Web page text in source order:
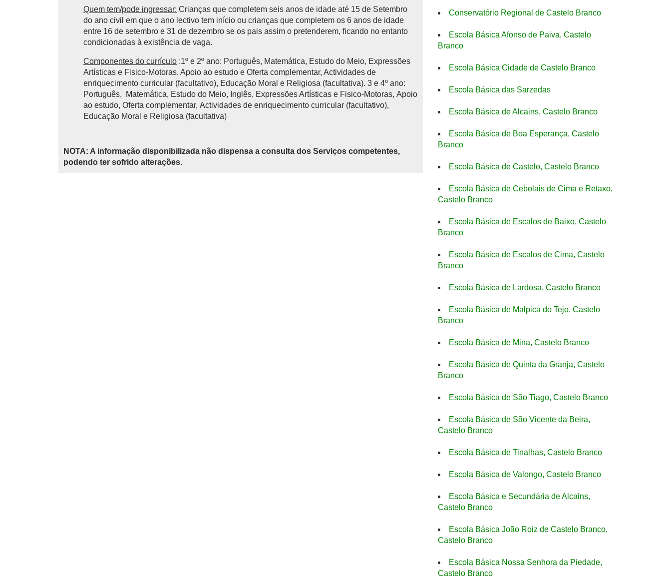
Quem tem/pode ingressar: Crianças que completem seis anos de idade até 15 de Setembro
do ano civil em que o ano lectivo tem início ou crianças que completem os 6 anos de idade
entre 16 de setembro e 31 de dezembro se os pais assim o pretenderem, ficando no entanto
condicionadas à existência de vaga.
Componentes do currículo :1º e 2º ano: Português, Matemática, Estudo do Meio, Expressões
Artísticas e Fisico-Motoras, Apoio ao estudo e Oferta complementar, Actividades de
enriquecimento curricular (facultativo), Educação Moral e Religiosa (facultativa). 3 e 4º ano:
Português, Matemática, Estudo do Meio, Inglês, Expressões Artísticas e Fisico-Motoras, Apoio
ao estudo, Oferta complementar, Actividades de enriquecimento curricular (facultativo),
Educação Moral e Religiosa (facultativa)
NOTA: A informação disponibilizada não dispensa a consulta dos Serviços competentes,
podendo ter sofrido alterações.
Conservatório Regional de Castelo Branco
Escola Básica Afonso de Paiva, Castelo
Branco
Escola Básica Cidade de Castelo Branco
Escola Básica das Sarzedas
Escola Básica de Alcains, Castelo Branco
Escola Básica de Boa Esperança, Castelo
Branco
Escola Básica de Castelo, Castelo Branco
Escola Básica de Cebolais de Cima e Retaxo,
Castelo Branco
Escola Básica de Escalos de Baixo, Castelo
Branco
Escola Básica de Escalos de Cima, Castelo
Branco
Escola Básica de Lardosa, Castelo Branco
Escola Básica de Malpica do Tejo, Castelo
Branco
Escola Básica de Mina, Castelo Branco
Escola Básica de Quinta da Granja, Castelo
Branco
Escola Básica de São Tiago, Castelo Branco
Escola Básica de São Vicente da Beira,
Castelo Branco
Escola Básica de Tinalhas, Castelo Branco
Escola Básica de Valongo, Castelo Branco
Escola Básica e Secundária de Alcains,
Castelo Branco
Escola Básica João Roiz de Castelo Branco,
Castelo Branco
Escola Básica Nossa Senhora da Piedade,
Castelo Branco